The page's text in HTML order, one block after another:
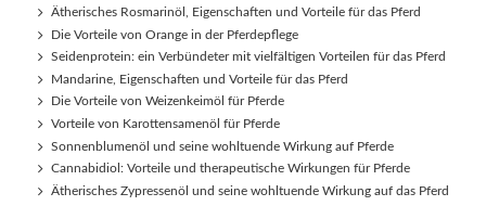
Ätherisches Rosmarinöl, Eigenschaften und Vorteile für das Pferd
Die Vorteile von Orange in der Pferdepflege
Seidenprotein: ein Verbündeter mit vielfältigen Vorteilen für das Pferd
Mandarine, Eigenschaften und Vorteile für das Pferd
Die Vorteile von Weizenkeimöl für Pferde
Vorteile von Karottensamenöl für Pferde
Sonnenblumenöl und seine wohltuende Wirkung auf Pferde
Cannabidiol: Vorteile und therapeutische Wirkungen für Pferde
Ätherisches Zypressenöl und seine wohltuende Wirkung auf das Pferd